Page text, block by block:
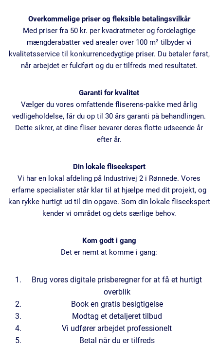
Overkommelige priser og fleksible betalingsvilkår
Med priser fra 50 kr. per kvadratmeter og fordelagtige
mængderabatter ved arealer over 100 m² tilbyder vi
kvalitetsservice til konkurrencedygtige priser. Du betaler først,
når arbejdet er fuldført og du er tilfreds med resultatet.
Garanti for kvalitet
Vælger du vores omfattende fliserens-pakke med årlig
vedligeholdelse, får du op til 30 års garanti på behandlingen.
Dette sikrer, at dine fliser bevarer deres flotte udseende år
efter år.
Din lokale fliseekspert
Vi har en lokal afdeling på Industrivej 2 i Rønnede. Vores
erfarne specialister står klar til at hjælpe med dit projekt, og
kan rykke hurtigt ud til din opgave. Som din lokale fliseekspert
kender vi området og dets særlige behov.
Kom godt i gang
Det er nemt at komme i gang:
Brug vores digitale prisberegner for at få et hurtigt
overblik
Book en gratis besigtigelse
Modtag et detaljeret tilbud
Vi udfører arbejdet professionelt
Betal når du er tilfreds